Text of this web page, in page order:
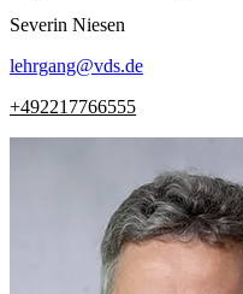
Severin Niesen
lehrgang@vds.de
+492217766555